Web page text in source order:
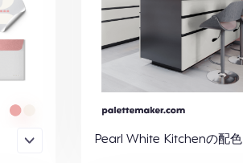
Pearl White Kitchenの配色